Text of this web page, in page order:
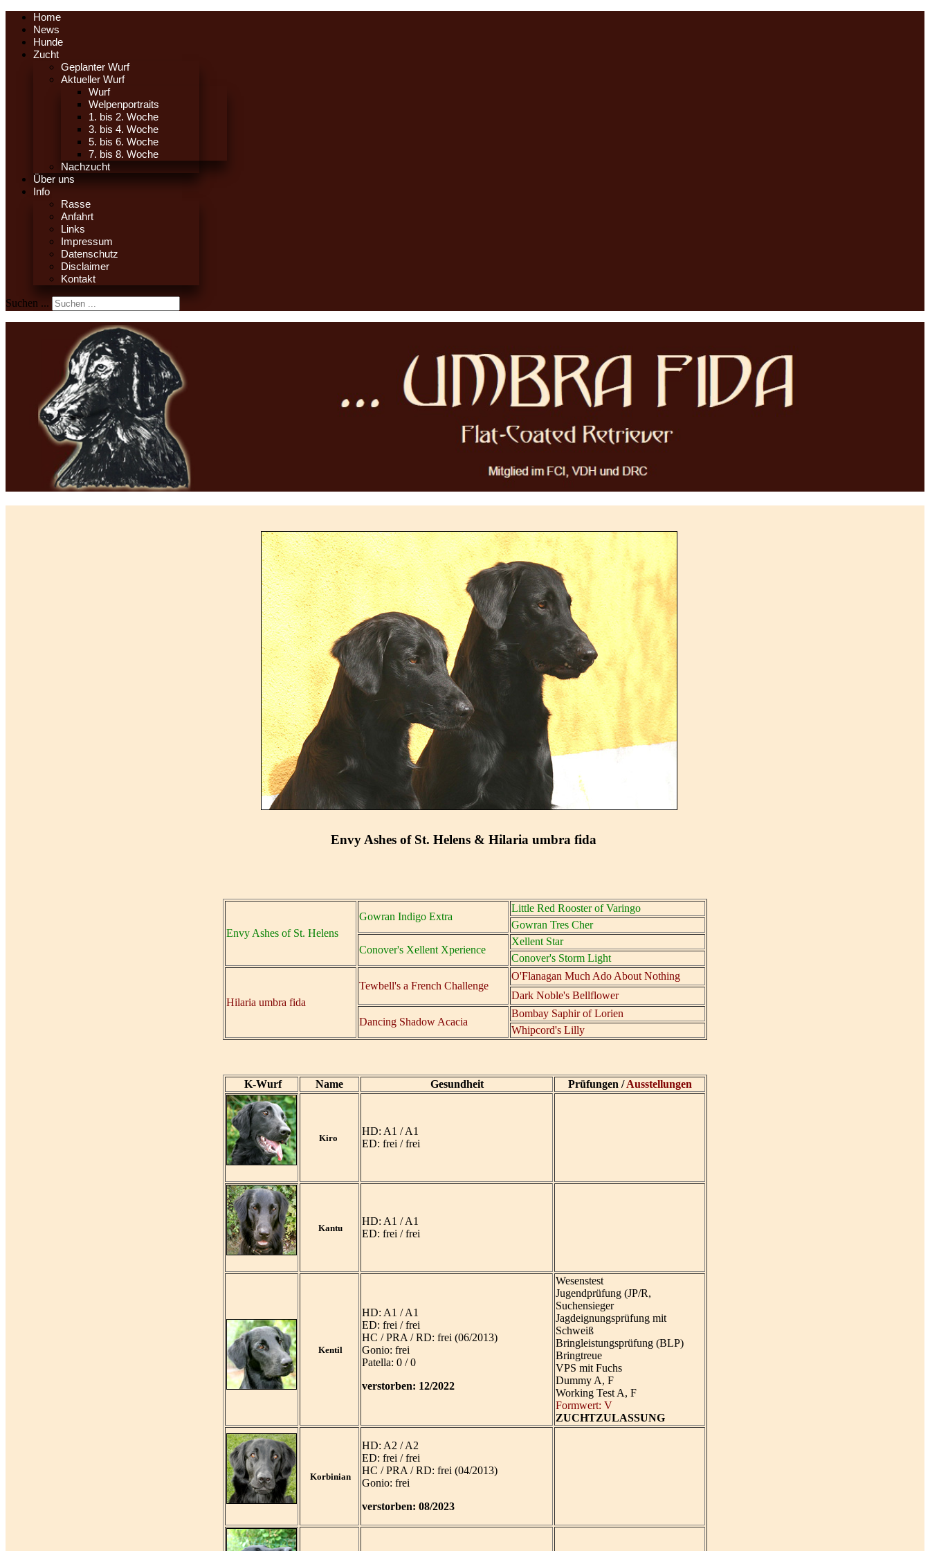
Home
News
Hunde
Zucht
Geplanter Wurf
Aktueller Wurf
Wurf
Welpenportraits
1. bis 2. Woche
3. bis 4. Woche
5. bis 6. Woche
7. bis 8. Woche
Nachzucht
Über uns
Info
Rasse
Anfahrt
Links
Impressum
Datenschutz
Disclaimer
Kontakt
Suchen ...
Envy Ashes of St. Helens & Hilaria umbra fida
Envy Ashes of St. Helens
Gowran Indigo Extra
Little Red Rooster of Varingo
Gowran Tres Cher
Conover's Xellent Xperience
Xellent Star
Conover's Storm Light
Hilaria umbra fida
Tewbell's a French Challenge
O'Flanagan Much Ado About Nothing
Dark Noble's Bellflower
Dancing Shadow Acacia
Bombay Saphir of Lorien
Whipcord's Lilly
K-Wurf Name Gesundheit Prüfungen /Ausstellungen
Kiro
HD: A1 / A1
ED: frei / frei
Kantu
HD: A1 / A1
ED: frei / frei
Kentil
HD: A1 / A1
ED: frei / frei
HC / PRA / RD: frei (06/2013)
Gonio: frei
Patella: 0 / 0
verstorben: 12/2022
Wesenstest
Jugendprüfung (JP/R,
Suchensieger
Jagdeignungsprüfung mit
Schweiß
Bringleistungsprüfung (BLP)
Bringtreue
VPS mit Fuchs
Dummy A, F
Working Test A, F
Formwert: V
ZUCHTZULASSUNG
Korbinian
HD: A2 / A2
ED: frei / frei
HC / PRA / RD: frei (04/2013)
Gonio: frei
verstorben: 08/2023